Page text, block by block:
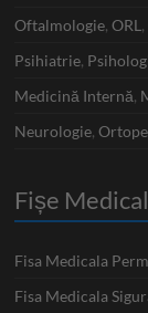
Oftalmologie,ORL ,
Psihiatrie,
Medicină Internă,
Neurologie,
Fișe
Fisa Medicala
Fisa Medicala